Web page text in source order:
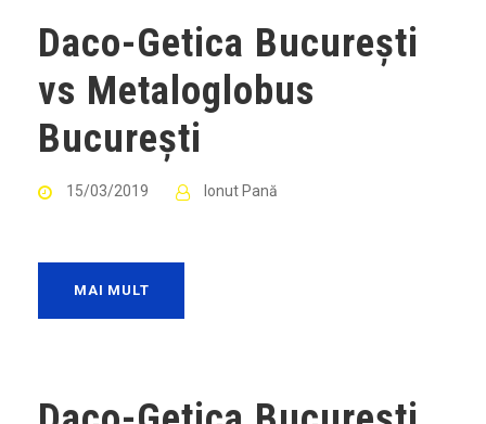
Daco-Getica București
vs Metaloglobus
București
15/03/2019 Ionut Pană
MAI MULT